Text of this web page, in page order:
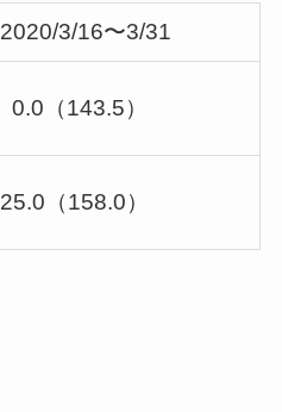
2020/3/16〜3/31
0.0（143.5）
25.0（158.0）